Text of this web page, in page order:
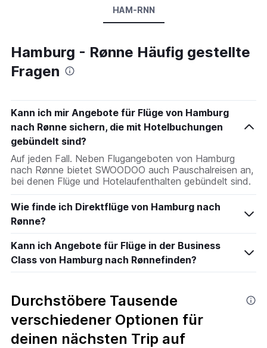
HAM-RNN
Hamburg - Rønne Häufig gestellte
Fragen
Kann ich mir Angebote für Flüge von Hamburg
nach Rønne sichern, die mit Hotelbuchungen
gebündelt sind?
Auf jeden Fall. Neben Flugangeboten von Hamburg
nach Rønne bietet SWOODOO auch Pauschalreisen an,
bei denen Flüge und Hotelaufenthalten gebündelt sind.
Wie finde ich Direktflüge von Hamburg nach
Rønne?
Kann ich Angebote für Flüge in der Business
Class von Hamburg nach Rønnefinden?
Durchstöbere Tausende
verschiedener Optionen für
deinen nächsten Trip auf